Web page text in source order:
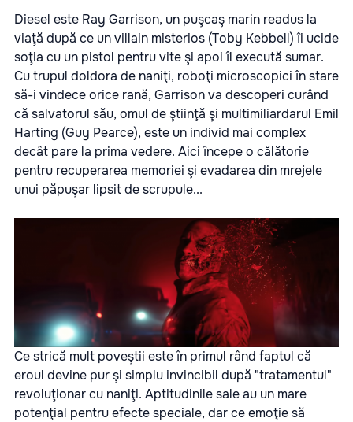
Diesel este Ray Garrison, un puşcaş marin readus la
viaţă după ce un villain misterios (Toby Kebbell) îi ucide
soţia cu un pistol pentru vite şi apoi îl execută sumar.
Cu trupul doldora de naniţi, roboţi microscopici în stare
să-i vindece orice rană, Garrison va descoperi curând
că salvatorul său, omul de ştiinţă şi multimiliardarul Emil
Harting (Guy Pearce), este un individ mai complex
decât pare la prima vedere. Aici începe o călătorie
pentru recuperarea memoriei şi evadarea din mrejele
unui păpuşar lipsit de scrupule...
Ce strică mult poveştii este în primul rând faptul că
eroul devine pur şi simplu invincibil după "tratamentul"
revoluţionar cu naniţi. Aptitudinile sale au un mare
potenţial pentru efecte speciale, dar ce emoţie să